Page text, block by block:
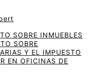
SOBRE INMUEBLES
SOBRE
Y EL IMPUESTO
EN OFICINAS DE